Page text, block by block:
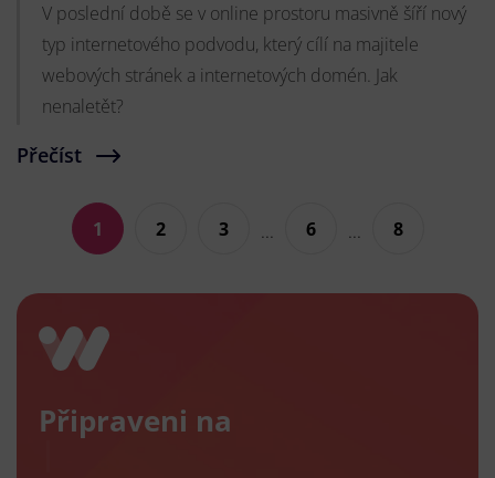
V poslední době se v online prostoru masivně šíří nový
typ internetového podvodu, který cílí na majitele
webových stránek a internetových domén. Jak
nenaletět?
Přečíst
1 2 3 ... 6 ... 8
Připraveni na